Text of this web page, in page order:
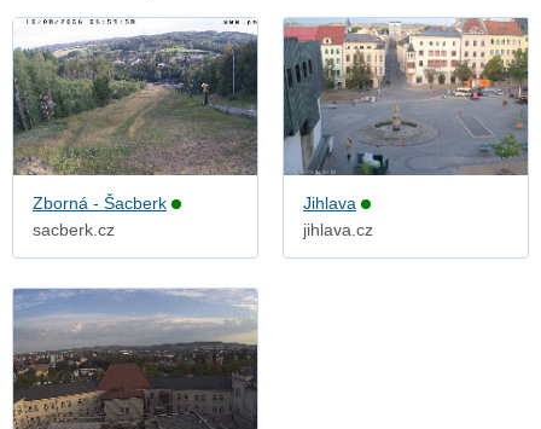
Zborná - Šacberk
sacberk.cz
Jihlava
jihlava.cz